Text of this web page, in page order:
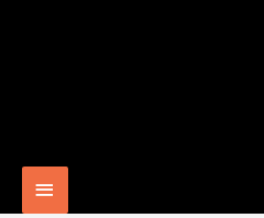
Main